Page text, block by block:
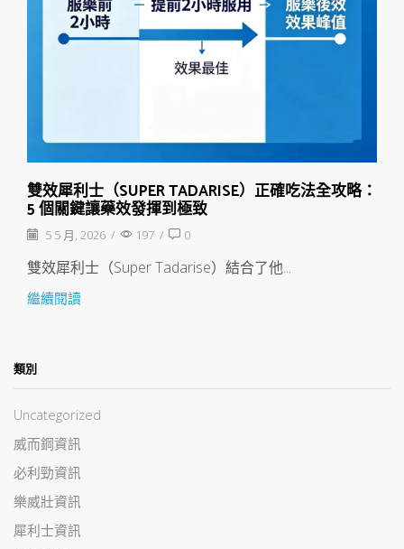
雙效犀利士（SUPER TADARISE）正確吃法全攻略：
5 個關鍵讓藥效發揮到極致
5 5 月, 2026 / 197 / 0
雙效犀利士（Super Tadarise）結合了他...
繼續閱讀
類別
Uncategorized
威而鋼資訊
必利勁資訊
樂威壯資訊
犀利士資訊